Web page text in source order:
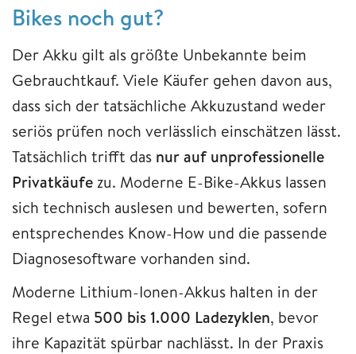
Bikes noch gut?
Der Akku gilt als größte Unbekannte beim
Gebrauchtkauf. Viele Käufer gehen davon aus,
dass sich der tatsächliche Akkuzustand weder
seriös prüfen noch verlässlich einschätzen lässt.
Tatsächlich trifft das nur auf unprofessionelle
Privatkäufezu. Moderne E-Bike-Akkus lassen
sich technisch auslesen und bewerten, sofern
entsprechendes Know-How und die passende
Diagnosesoftware vorhanden sind.
Moderne Lithium-Ionen-Akkus halten in der
Regel etwa 500 bis 1.000 Ladezyklen, bevor
ihre Kapazität spürbar nachlässt. In der Praxis